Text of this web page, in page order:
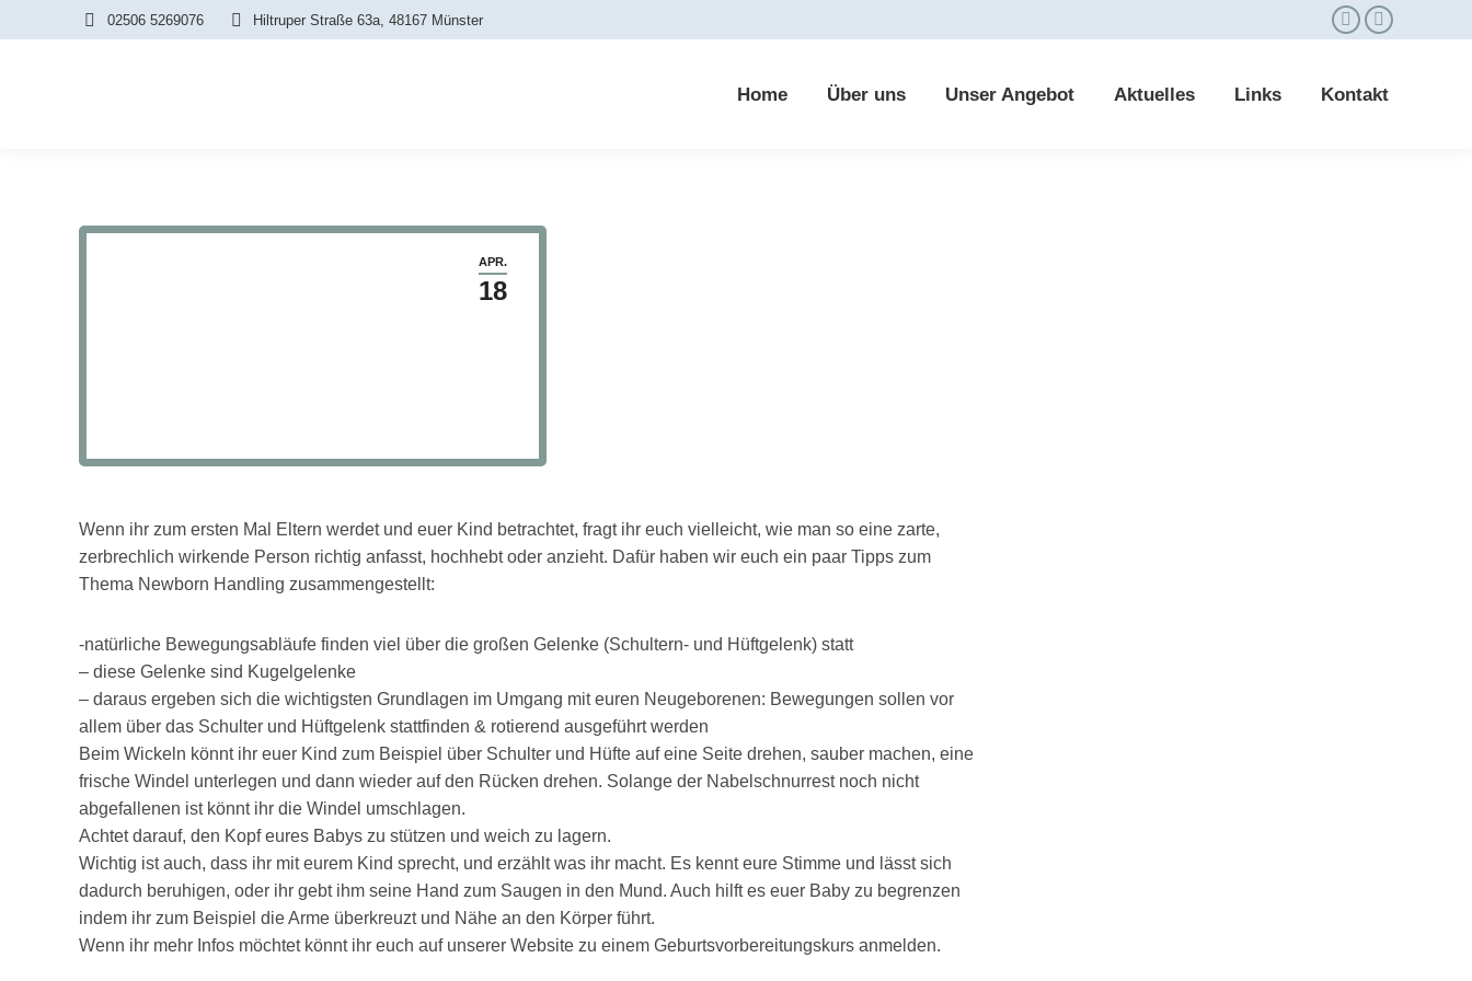
02506 5269076 Hiltruper Straße 63a, 48167 Münster
Home Über uns Unser Angebot Aktuelles Links Kontakt
APR.
18
Wenn ihr zum ersten Mal Eltern werdet und euer Kind betrachtet, fragt ihr euch vielleicht, wie man so eine zarte,
zerbrechlich wirkende Person richtig anfasst, hochhebt oder anzieht. Dafür haben wir euch ein paar Tipps zum
Thema Newborn Handling zusammengestellt:
-natürliche Bewegungsabläufe finden viel über die großen Gelenke (Schultern- und Hüftgelenk) statt
– diese Gelenke sind Kugelgelenke
– daraus ergeben sich die wichtigsten Grundlagen im Umgang mit euren Neugeborenen: Bewegungen sollen vor
allem über das Schulter und Hüftgelenk stattfinden & rotierend ausgeführt werden
Beim Wickeln könnt ihr euer Kind zum Beispiel über Schulter und Hüfte auf eine Seite drehen, sauber machen, eine
frische Windel unterlegen und dann wieder auf den Rücken drehen. Solange der Nabelschnurrest noch nicht
abgefallenen ist könnt ihr die Windel umschlagen.
Achtet darauf, den Kopf eures Babys zu stützen und weich zu lagern.
Wichtig ist auch, dass ihr mit eurem Kind sprecht, und erzählt was ihr macht. Es kennt eure Stimme und lässt sich
dadurch beruhigen, oder ihr gebt ihm seine Hand zum Saugen in den Mund. Auch hilft es euer Baby zu begrenzen
indem ihr zum Beispiel die Arme überkreuzt und Nähe an den Körper führt.
Wenn ihr mehr Infos möchtet könnt ihr euch auf unserer Website zu einem Geburtsvorbereitungskurs anmelden.